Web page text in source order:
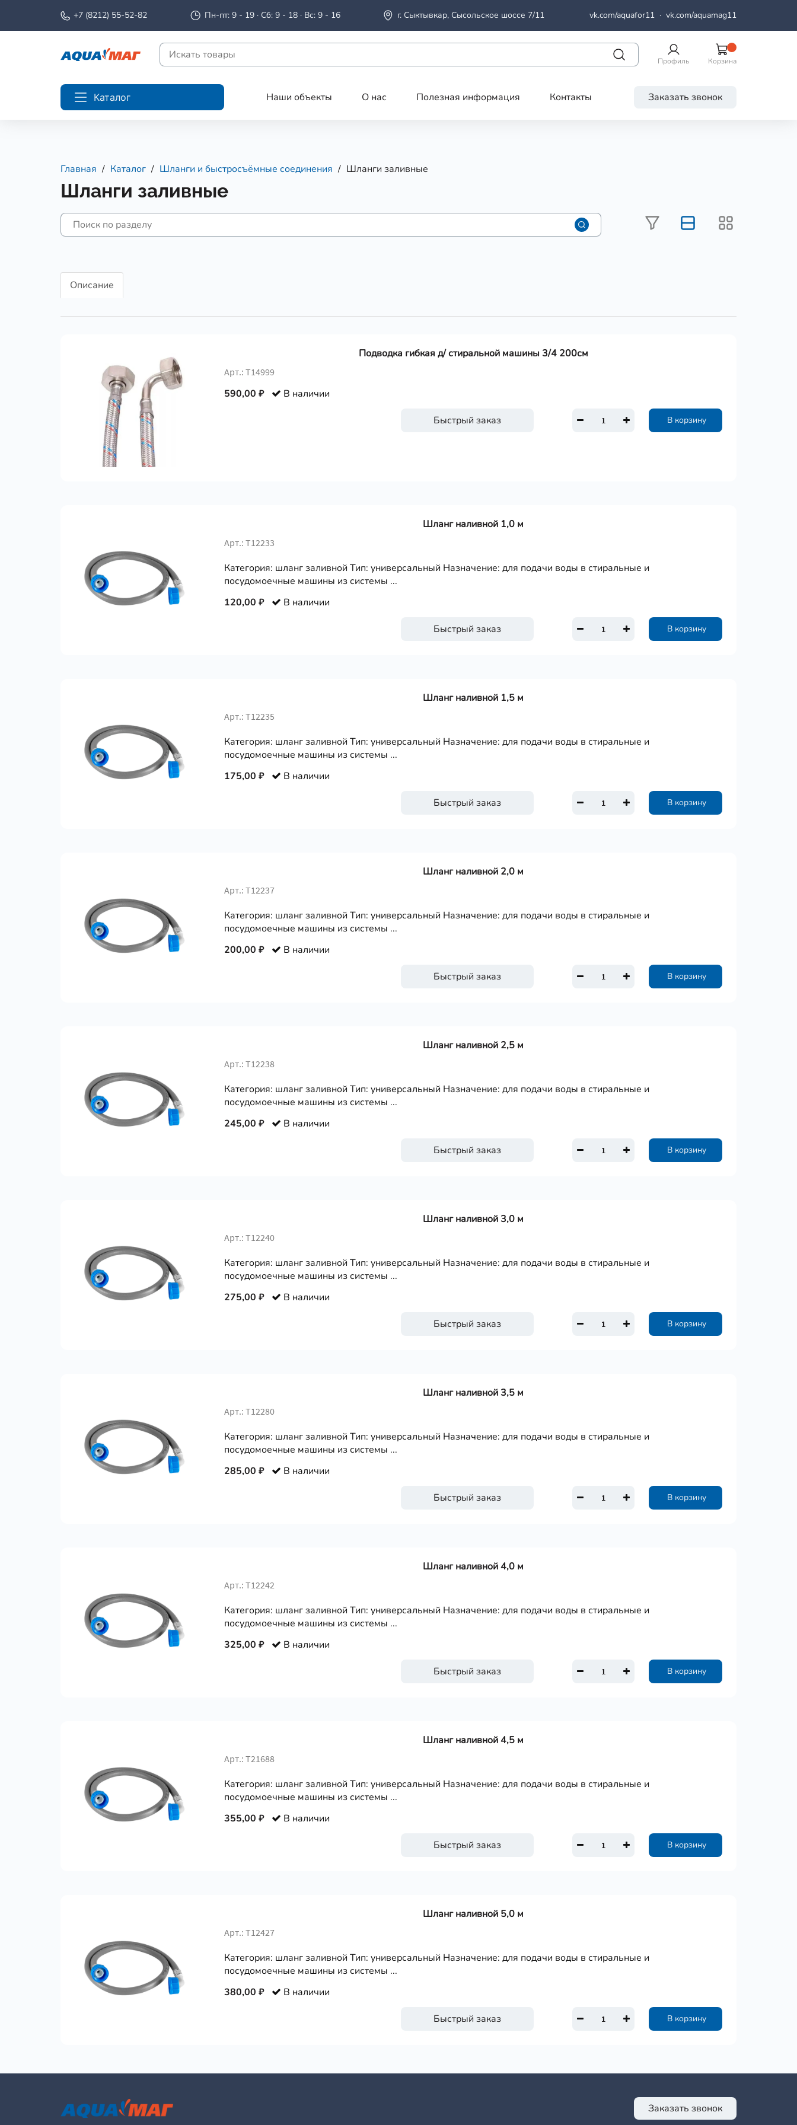
+7 (8212) 55-52-82 Пн-пт: 9 - 19 · Сб: 9 - 18 · Вс: 9 - 16 г. Сыктывкар, Сысольское шоссе 7/11 vk.com/aquafor11· vk.com/aquamag11
Профиль Корзина
Каталог Наши объекты О нас Полезная информация Контакты Заказать звонок
Главная Каталог Шланги и быстросъёмные соединения Шланги заливные
Шланги заливные
Описание
Подводка гибкая д/ стиральной машины 3/4 200см
Арт.: Т14999
Быстрый заказ В корзину
590,00 ₽ В наличии
Шланг наливной 1,0 м
Арт.: Т12233
Категория: шланг заливной Тип: универсальный Назначение: для подачи воды в стиральные и
посудомоечные машины из системы ...
Быстрый заказ В корзину
120,00 ₽ В наличии
Шланг наливной 1,5 м
Арт.: Т12235
Категория: шланг заливной Тип: универсальный Назначение: для подачи воды в стиральные и
посудомоечные машины из системы ...
Быстрый заказ В корзину
175,00 ₽ В наличии
Шланг наливной 2,0 м
Арт.: Т12237
Категория: шланг заливной Тип: универсальный Назначение: для подачи воды в стиральные и
посудомоечные машины из системы ...
Быстрый заказ В корзину
200,00 ₽ В наличии
Шланг наливной 2,5 м
Арт.: Т12238
Категория: шланг заливной Тип: универсальный Назначение: для подачи воды в стиральные и
посудомоечные машины из системы ...
Быстрый заказ В корзину
245,00 ₽ В наличии
Шланг наливной 3,0 м
Арт.: Т12240
Категория: шланг заливной Тип: универсальный Назначение: для подачи воды в стиральные и
посудомоечные машины из системы ...
Быстрый заказ В корзину
275,00 ₽ В наличии
Шланг наливной 3,5 м
Арт.: Т12280
Категория: шланг заливной Тип: универсальный Назначение: для подачи воды в стиральные и
посудомоечные машины из системы ...
Быстрый заказ В корзину
285,00 ₽ В наличии
Шланг наливной 4,0 м
Арт.: Т12242
Категория: шланг заливной Тип: универсальный Назначение: для подачи воды в стиральные и
посудомоечные машины из системы ...
Быстрый заказ В корзину
325,00 ₽ В наличии
Шланг наливной 4,5 м
Арт.: Т21688
Категория: шланг заливной Тип: универсальный Назначение: для подачи воды в стиральные и
посудомоечные машины из системы ...
Быстрый заказ В корзину
355,00 ₽ В наличии
Шланг наливной 5,0 м
Арт.: Т12427
Категория: шланг заливной Тип: универсальный Назначение: для подачи воды в стиральные и
посудомоечные машины из системы ...
Быстрый заказ В корзину
380,00 ₽ В наличии
Заказать звонок